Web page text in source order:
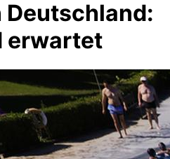
erwartet